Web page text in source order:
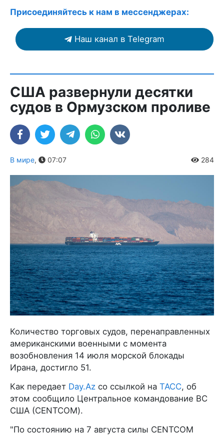
Присоединяйтесь к нам в мессенджерах:
Наш канал в Telegram
США развернули десятки
судов в Ормузском проливе
В мире, 07:07 284
Количество торговых судов, перенаправленных
американскими военными с момента
возобновления 14 июля морской блокады
Ирана, достигло 51.
Как передает Day.Az со ссылкой на ТАСС, об
этом сообщило Центральное командование ВС
США (CENTCOM).
"По состоянию на 7 августа силы CENTCOM